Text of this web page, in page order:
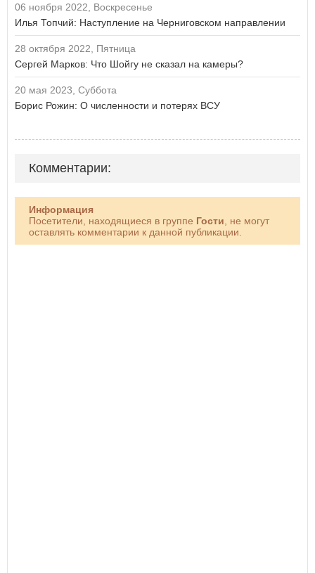
06 ноября 2022, Воскресенье
Илья Топчий: Наступление на Черниговском направлении
28 октября 2022, Пятница
Сергей Марков: Что Шойгу не сказал на камеры?
20 мая 2023, Суббота
Борис Рожин: О численности и потерях ВСУ
Комментарии:
Информация
Посетители, находящиеся в группе Гости , не могут
оставлять комментарии к данной публикации.